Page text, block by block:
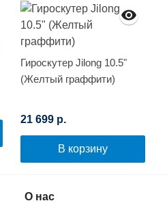
Гироскутер Jilong 10.5"
(Желтый граффити)
21 699 р.
В корзину
О нас